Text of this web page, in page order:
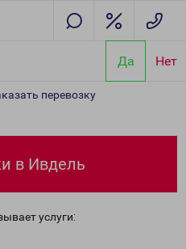
Да Нет
перевозку
в Ивдель
услуги: